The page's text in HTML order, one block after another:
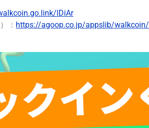
lDiAr
： https://agoop.co.jp/appslib/walkcoin/